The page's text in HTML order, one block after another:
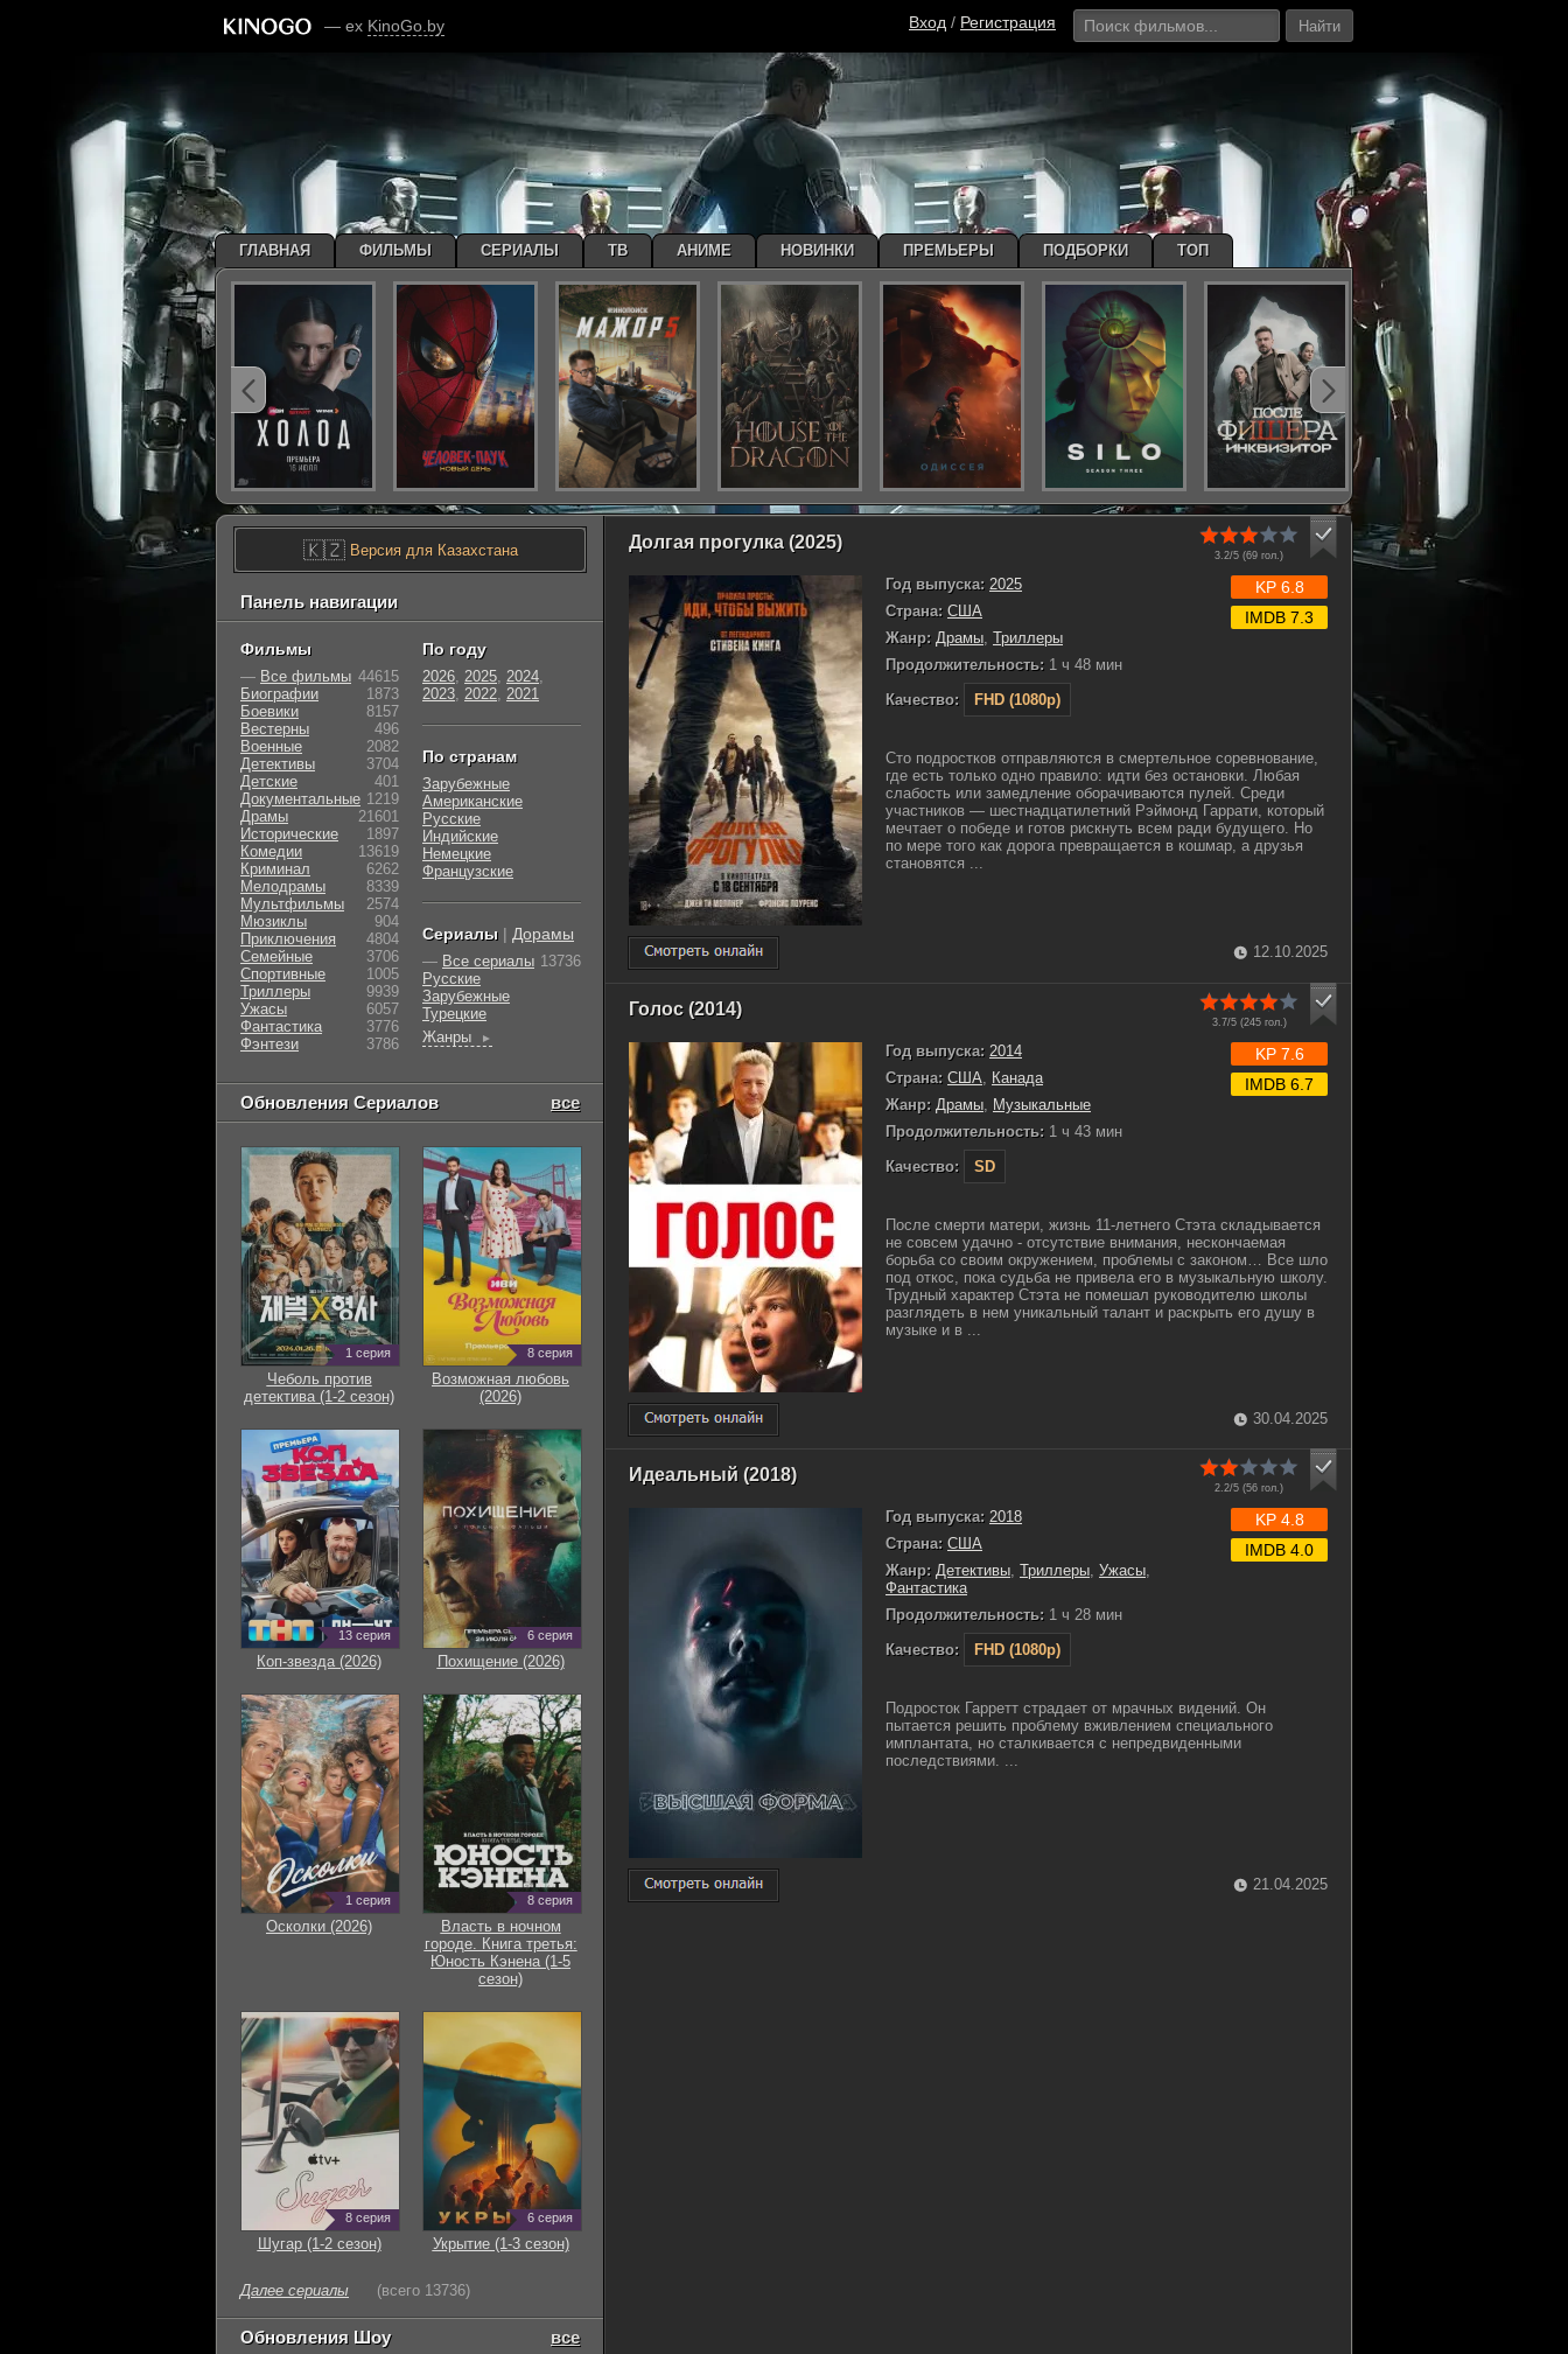
— ex KinoGo.by Вход / Регистрация Найти
Долгая прогулка (2025)
3.2/5 (69 гол.)
Год выпуска: 2025
Страна: США
Жанр: Драмы, Триллеры
Продолжительность: 1 ч 48 мин
Качество:
FHD (1080p)
KP 6.8
IMDB 7.3
Сто подростков отправляются в смертельное соревнование,
где есть только одно правило: идти без остановки. Любая
слабость или замедление оборачиваются пулей. Среди
участников — шестнадцатилетний Рэймонд Гаррати, который
мечтает о победе и готов рискнуть всем ради будущего. Но
по мере того как дорога превращается в кошмар, а друзья
становятся ...
12.10.2025
Голос (2014)
3.7/5 (245гол.)
Год выпуска: 2014
Страна: США
Канада
Жанр: Драмы Музыкальные
Продолжительность: 1 ч 43 мин
Качество:
SD
KP 7.6
IMDB 6.7
После смерти матери, жизнь 11-летнего Стэта складывается
не совсем удачно - отсутствие внимания, нескончаемая
борьба со своим окружением, проблемы с законом… Все шло
под откос, пока судьба не привела его в музыкальную школу.
Трудный характер Стэта не помешал руководителю школы
разглядеть в нем уникальный талант и раскрыть его душу в
музыке и в ...
30.04.2025
Идеальный (2018)
2.2/5 (56 гол.)
Год выпуска: 2018
Страна: США
Жанр: Детективы, Триллеры, Ужасы,
Фантастика
Продолжительность: 1 ч 28 мин
Качество:
FHD (1080p)
KP 4.8
IMDB 4.0
Подросток Гарретт страдает от мрачных видений. Он
пытается решить проблему вживлением специального
имплантата, но сталкивается с непредвиденными
последствиями. ...
21.04.2025
🇰🇿Версия для Казахстана
Панель навигации
Фильмы
— Все фильмы 44615
Биографии
1873
Боевики
8157
Вестерны
496
Военные
2082
Детективы
3704
Детские
401
Документальные 1219
Драмы
21601
Исторические
1897
Комедии
13619
Криминал
6262
Мелодрамы
8339
Мультфильмы
2574
Мюзиклы
904
Приключения
4804
Семейные
3706
Cпортивные
1005
Триллеры
9939
Ужасы
6057
Фантастика
3776
Фэнтези
3786
По году
2026, 2025, 2024,
2023, 2022, 2021
По странам
Зарубежные
Американские
Русские
Индийские
Немецкие
Французские
Сериалы | Дорамы
— Все сериалы 13736
Русские
Зарубежные
Турецкие
Жанры
►
Обновления Сериалов все
1 серия
Чеболь против
детектива (1-2 сезон)
8 серия
Возможная любовь
(2026)
13 серия
Коп-звезда (2026)
6 серия
Похищение (2026)
1 серия
Осколки (2026)
8 серия
Власть в ночном
городе. Книга третья:
Юность Кэнена (1-5
сезон)
8 серия
Шугар (1-2 сезон)
6 серия
Укрытие (1-3 сезон)
Далее сериалы (всего 13736)
Обновления Шоу все
ГЛАВНАЯ ФИЛЬМЫ СЕРИАЛЫ ТВ АНИМЕ НОВИНКИ ПРЕМЬЕРЫ ПОДБОРКИ ТОП